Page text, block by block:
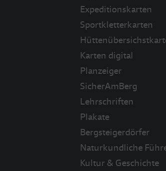
Expeditionskarten
Sportkletterkarten
Karten digital
Planzeiger
SicherAmBerg
Lehrschriften
Plakate
Bergsteigerdörfer
Naturkundliche
Kultur & Geschichte